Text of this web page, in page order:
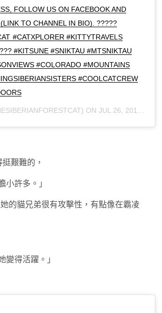
FOLLOW US ON FACEBOOK AND
TO CHANNEL IN BIO). ?????
#CATXPLORER #KITTYTRAVELS
#KITSUNE #SNIKTAU #MTSNIKTAU
#COLORADO #MOUNTAINS
#COOLCATCREW
ONJUL 26, 2019 AT 9:20PM PDT
艱難的，
小許多。」
的貓兄弟很有攻擊性，有點像在霸凌
變得活躍。」